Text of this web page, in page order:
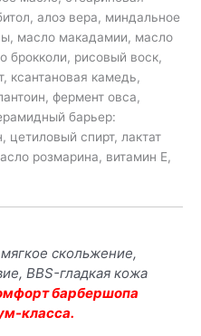
алоэ вера, миндальное
масло макадамии, масло
брокколи, рисовый воск,
ксантановая камедь,
фермент овса,
барьер:
цетиловый спирт, лактат
розмарина, витамин E,
скольжение,
BBS-гладкая кожа
барбершопа
класса.